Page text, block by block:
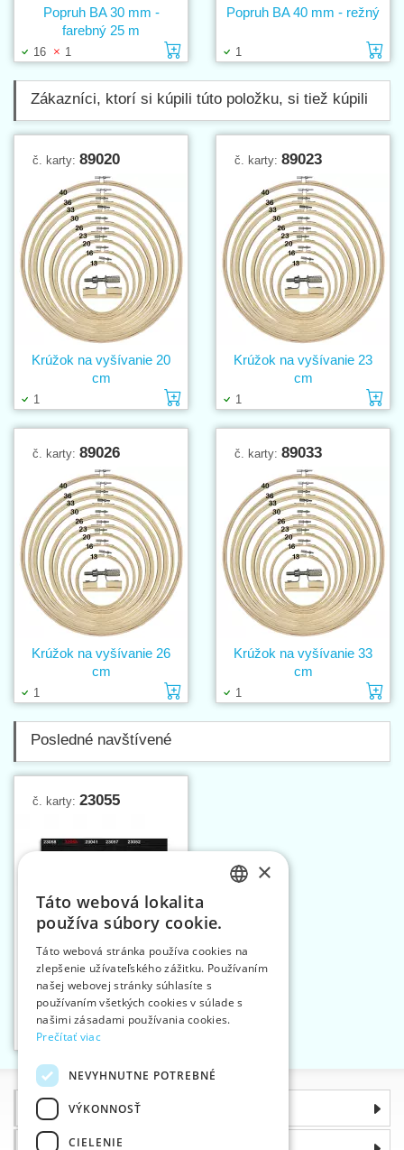
16 1 Vložiť do košíka
Popruh BA 30 mm -
farebný 25 m
1
Popruh BA 40 mm - režný
Zákazníci, ktorí si kúpili túto položku, si tiež kúpili
č. karty: 89020
1 Vložiť do košíka
Krúžok na vyšívanie 20
cm
č. karty: 89023
1
Krúžok na vyšívanie 23
cm
č. karty: 89026
1 Vložiť do košíka
Krúžok na vyšívanie 26
cm
č. karty: 89033
1
Krúžok na vyšívanie 33
cm
Posledné navštívené
č. karty: 23055
1
Popruh BA 40 mm -
čierny
Informácie
ENGLISH
GERMAN
×
Táto webová lokalita
používa súbory cookie.
Táto webová stránka používa cookies na
zlepšenie užívateľského zážitku. Používaním
našej webovej stránky súhlasíte s
používaním všetkých cookies v súlade s
našimi zásadami používania cookies.
Prečítať viac
NEVYHNUTNE POTREBNÉ
VÝKONNOSŤ
CIELENIE